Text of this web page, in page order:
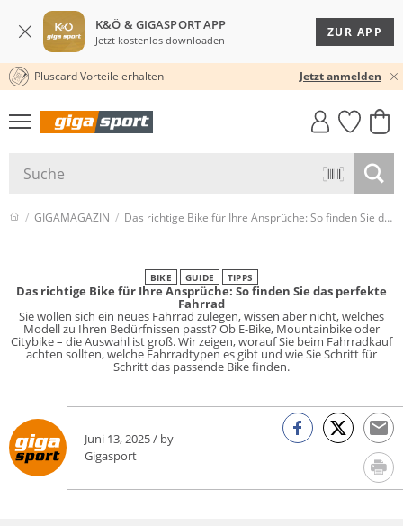
K&Ö & GIGASPORT APP
Jetzt kostenlos downloaden
ZUR APP
KOSTENLOSER VERSAND* & RÜCKVERSAND
30 TAGE RÜCKGABERECHT
Pluscard Vorteile erhalten Jetzt anmelden
GIGASTYLE
FAHRRAD­
MUST-HAVE
GIGAMAGAZIN Das richtige Bike für Ihre Ansprüche: So finden Sie das perfekte Fahrrad
BIKE GUIDE TIPPS
Das richtige Bike für Ihre Ansprüche: So finden Sie das perfekte
Fahrrad
Sie wollen sich ein neues Fahrrad zulegen, wissen aber nicht, welches
Modell zu Ihren Bedürfnissen passt? Ob E-Bike, Mountainbike oder
Citybike – die Auswahl ist groß. Wir zeigen, worauf Sie beim Fahrradkauf
achten sollten, welche Fahrradtypen es gibt und wie Sie Schritt für
Schritt das passende Bike finden.
Juni 13, 2025 / by
Gigasport